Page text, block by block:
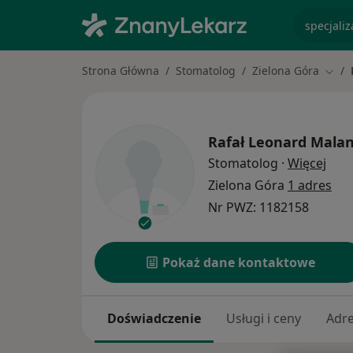
Strona Główna Stomatolog Zielona Góra
Rafał Leonard
Stomatolog · Więcej
Zielona Góra 1 adres
Nr PWZ: 1182158
Pokaż dane kontaktowe
Doświadczenie Usługi i ceny